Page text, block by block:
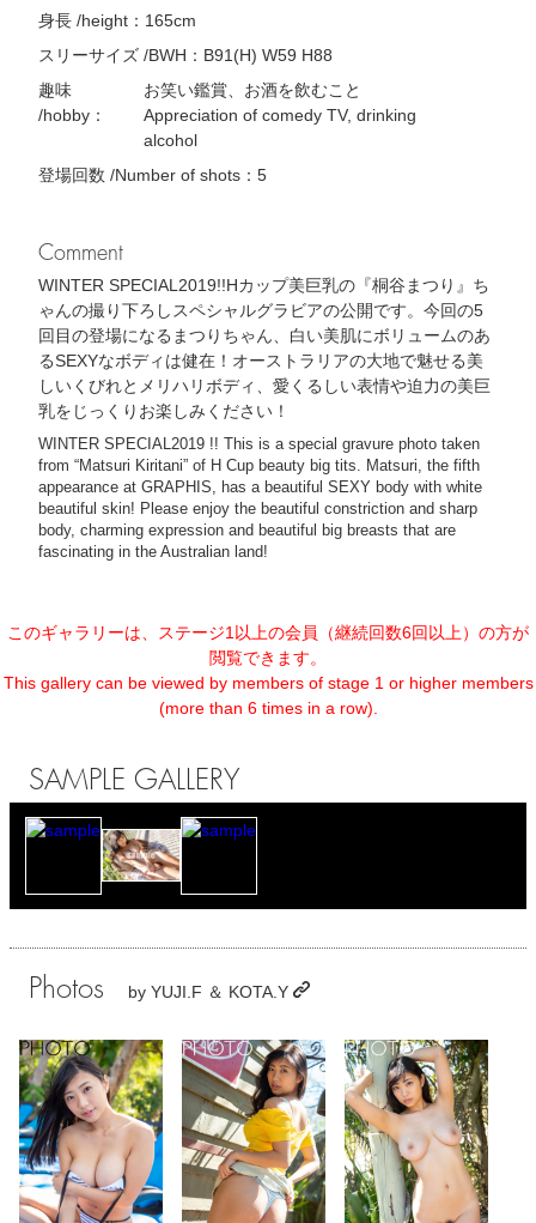
身長 /height： 165cm
スリーサイズ /BWH： B91(H) W59 H88
趣味
/hobby：
お笑い鑑賞、お酒を飲むこと
Appreciation of comedy TV, drinking
alcohol
登場回数 /Number of shots： 5
Comment
WINTER SPECIAL2019!!Hカップ美巨乳の『桐谷まつり』ち
ゃんの撮り下ろしスペシャルグラビアの公開です。今回の5
回目の登場になるまつりちゃん、白い美肌にボリュームのあ
るSEXYなボディは健在！オーストラリアの大地で魅せる美
しいくびれとメリハリボディ、愛くるしい表情や迫力の美巨
乳をじっくりお楽しみください！
WINTER SPECIAL2019 !! This is a special gravure photo taken
from “Matsuri Kiritani” of H Cup beauty big tits. Matsuri, the fifth
appearance at GRAPHIS, has a beautiful SEXY body with white
beautiful skin! Please enjoy the beautiful constriction and sharp
body, charming expression and beautiful big breasts that are
fascinating in the Australian land!
このギャラリーは、ステージ1以上の会員（継続回数6回以上）の方が
閲覧できます。
This gallery can be viewed by members of stage 1 or higher members
(more than 6 times in a row).
SAMPLE GALLERY
Photos by YUJI.F ＆ KOTA.Y